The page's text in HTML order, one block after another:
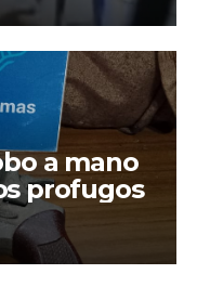
a mano
profugos